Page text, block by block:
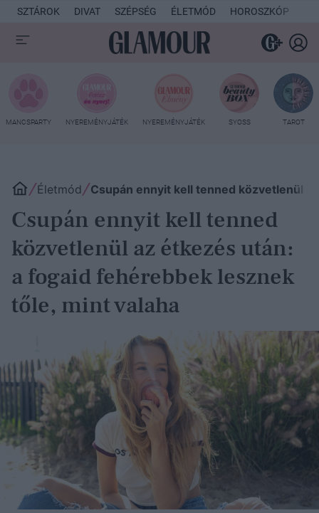
SZTÁROK DIVAT SZÉPSÉG ÉLETMÓD HOROSZKÓP
MANCSPARTY NYEREMÉNYJÁTÉK NYEREMÉNYJÁTÉK SYOSS TAROT
Életmód Csupán ennyit kell tenned közvetlenül
Csupán ennyit kell tenned
közvetlenül az étkezés után:
a fogaid fehérebbek lesznek
tőle, mint valaha